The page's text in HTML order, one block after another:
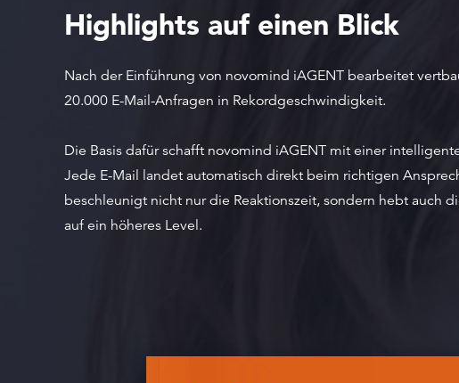
Highlights auf einen Blick
Nach der Einführung von novomind iAGENT bearbeitet
20.000 E-Mail-Anfragen in Rekordgeschwindigkeit.
Die Basis dafür schafft novomind iAGENT mit einer
Jede E-Mail landet automatisch direkt beim richtigen
beschleunigt nicht nur die Reaktionszeit, sondern hebt auch
auf ein höheres Level.